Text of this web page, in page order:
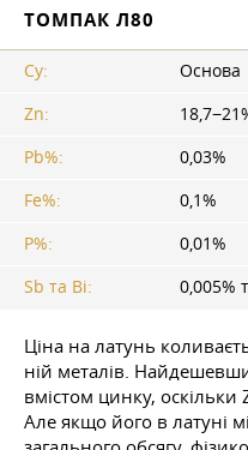
ТОМПАК Л80
Су:
Основа
Zn:
Pb%:
0,03%
Fe%:
0,1%
P%:
0,01%
Sb та Bi:
0,005%
Ціна на латунь
ній металів.
вмістом цинку,
Але якщо його в латуні